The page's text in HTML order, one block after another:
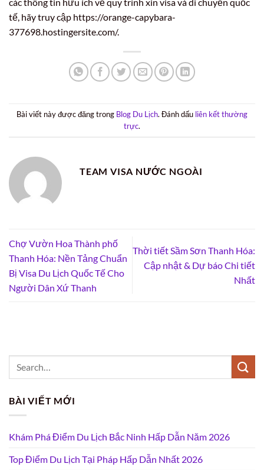
tế, hãy truy cập https://orange-capybara-
377698.hostingersite.com/.
Bài viết này được đăng trong Blog Du Lịch. Đánh dấu liên kết thường
trực.
TEAM VISA NƯỚC NGOÀI
Chợ Vườn Hoa Thành phố
Thanh Hóa: Nền Tảng Chuẩn
Bị Visa Du Lịch Quốc Tế Cho
Người Dân Xứ Thanh
Thời tiết Sầm Sơn Thanh Hóa:
Cập nhật & Dự báo Chi tiết
Nhất
BÀI VIẾT MỚI
Khám Phá Điểm Du Lịch Bắc Ninh Hấp Dẫn Năm 2026
Top Điểm Du Lịch Tại Pháp Hấp Dẫn Nhất 2026